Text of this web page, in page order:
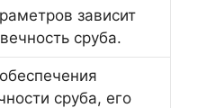
зависит
сруба.
сруба, его